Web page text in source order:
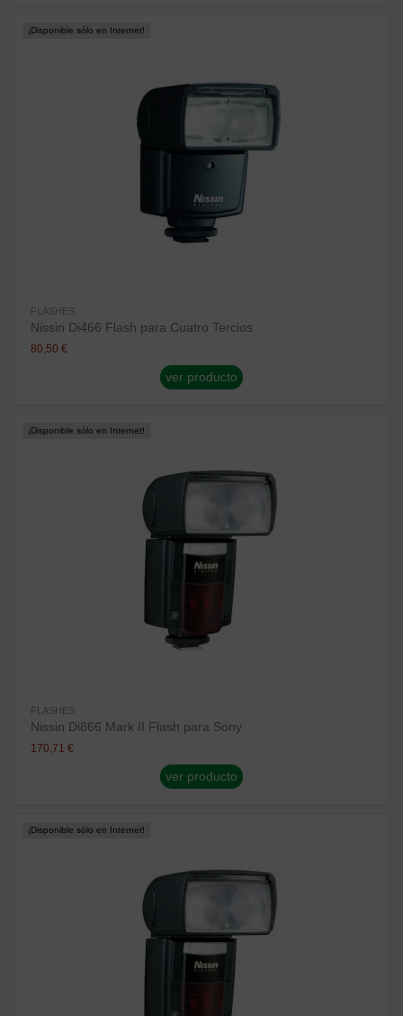
¡Disponible sólo en Internet!
FLASHES
Nissin Di466 Flash para Cuatro Tercios
80,50 €
ver producto
¡Disponible sólo en Internet!
FLASHES
Nissin Di866 Mark II Flash para Sony
170,71 €
ver producto
¡Disponible sólo en Internet!